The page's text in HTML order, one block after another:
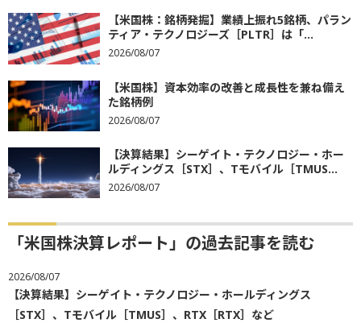
【米国株：銘柄発掘】業績上振れ5銘柄、パラン
ティア・テクノロジーズ［PLTR］は「...
2026/08/07
【米国株】資本効率の改善と成長性を兼ね備え
た銘柄例
2026/08/07
【決算結果】シーゲイト・テクノロジー・ホー
ルディングス［STX］、Tモバイル［TMUS...
2026/08/07
「米国株決算レポート」の過去記事を読む
2026/08/07
【決算結果】シーゲイト・テクノロジー・ホールディングス
［STX］、Tモバイル［TMUS］、RTX［RTX］など